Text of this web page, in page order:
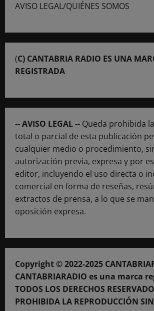
AVISO LEGAL/QUIÉNES SOMOS
(C) CANTABRIA RADIO ES UNA
REGISTRADA
-- AVISO LEGAL -- Queda prohibida
total o parcial de esta publicación
cualquier medio o procedimiento,
autorización previa, expresa y por
editor, incluyendo el uso directa o
comercial en forma de reseñas,
extractos de prensa, a lo que se
oposición expresa.
Copyright © 2022-2025
CANTABRIARADIO es una marca
TODOS LOS DERECHOS
PROHIBIDA LA REPRODUCCIÓN